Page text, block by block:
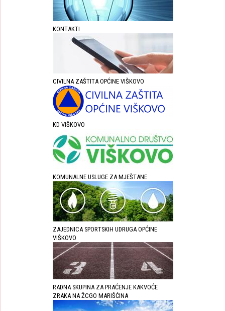
KONTAKTI
CIVILNA ZAŠTITA OPĆINE VIŠKOVO
KD VIŠKOVO
KOMUNALNE USLUGE ZA MJEŠTANE
ZAJEDNICA SPORTSKIH UDRUGA OPĆINE
VIŠKOVO
RADNA SKUPINA ZA PRAĆENJE KAKVOĆE
ZRAKA NA ŽCGO MARIŠĆINA